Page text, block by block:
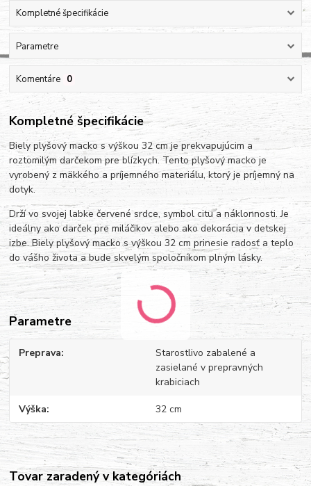
Kompletné špecifikácie
Parametre
Komentáre 0
Kompletné špecifikácie
Biely plyšový macko s výškou 32 cm je prekvapujúcim a
roztomilým darčekom pre blízkych. Tento plyšový macko je
vyrobený z mäkkého a príjemného materiálu, ktorý je príjemný na
dotyk.
Drží vo svojej labke červené srdce, symbol citu a náklonnosti. Je
ideálny ako darček pre miláčikov alebo ako dekorácia v detskej
izbe. Biely plyšový macko s výškou 32 cm prinesie radosť a teplo
do vášho života a bude skvelým spoločníkom plným lásky.
Parametre
Preprava
Starostlivo zabalené a
zasielané v prepravných
krabiciach
Výška 32 cm
Tovar zaradený v kategóriách